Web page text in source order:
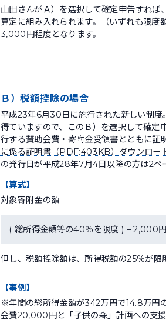
山田さんがＡ）を選択して確定申告すれ
算定に組み入れられます。（いずれも限
3,000円程度となります。
Ｂ）税額控除の場合
平成23年6月30日に施行された新しい制度
得ていますので、このＢ）を選択して確
行する賛助会費・寄附金受領書とともに証
に係る証明書（PDF:403KB）ダウンロー
の発行日が平成28年7月4日以降の方は2ペ
【算式】
対象寄附金の額
( 総所得金額等の40％を限度 ) – 2,000
但し、税額控除額は、所得税額の25％が限
【事例】
※年間の総所得金額が342万円で14.8万円
会費20,000円と「子供の森」計画への支